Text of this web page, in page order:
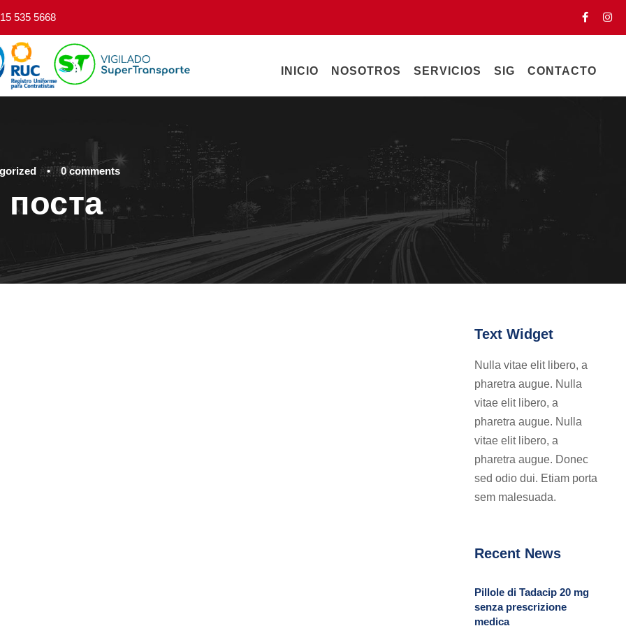
535 5668
INICIO NOSOTROS SERVICIOS SIG CONTACTO
• 0 comments
Text Widget
Nulla vitae elit libero, a
pharetra augue. Nulla
vitae elit libero, a
pharetra augue. Nulla
vitae elit libero, a
pharetra augue. Donec
sed odio dui. Etiam porta
sem malesuada.
Recent News
Pillole di Tadacip 20 mg
senza prescrizione
medica